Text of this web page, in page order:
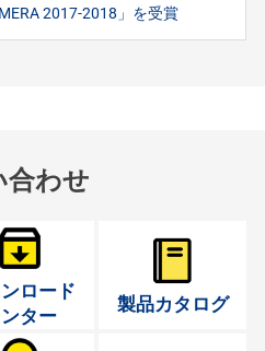
2017-2018」を受賞
合わせ
ロード
ター
製品カタログ